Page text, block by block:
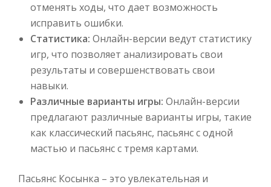
отменять ходы, что дает возможность
исправить ошибки.
Статистика: Онлайн-версии ведут статистику
игр, что позволяет анализировать свои
результаты и совершенствовать свои
навыки.
Различные варианты игры: Онлайн-версии
предлагают различные варианты игры, такие
как классический пасьянс, пасьянс с одной
мастью и пасьянс с тремя картами.
Пасьянс Косынка – это увлекательная и